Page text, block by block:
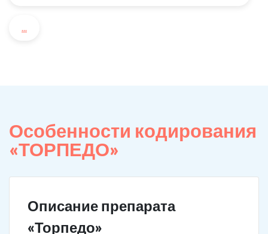
...
Особенности кодирования
«ТОРПЕДО»
Описание препарата
«Торпедо»